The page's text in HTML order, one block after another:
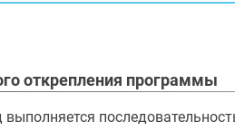
открепления программы